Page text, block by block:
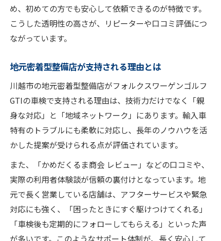
め、初めての方でも安心して依頼できるのが特徴です。
こうした透明性の高さが、リピーターや口コミ評価につ
ながっています。
地元密着型整備店が支持される理由とは
川越市の地元密着型整備店がフォルクスワーゲンゴルフ
GTIの車検で支持される理由は、技術力だけでなく「親
身な対応」と「地域ネットワーク」にあります。輸入車
特有のトラブルにも柔軟に対応し、長年のノウハウを活
かした提案が受けられる点が評価されています。
また、「かめだくるま商会 レビュー」などの口コミや、
実際の利用者体験談が信頼の裏付けとなっています。地
元で長く営業している店舗は、アフターサービスや緊急
対応にも強く、「困ったときにすぐ駆けつけてくれる」
「車検後も定期的にフォローしてもらえる」といった声
が多いです。このようなサポート体制が、長く安心して